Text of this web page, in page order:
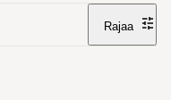
Rajaa